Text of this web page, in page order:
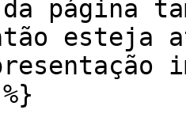
página
esteja